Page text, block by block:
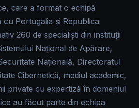
care a format o echipă
Portugalia și Republica
260 de specialiști din instituții
Național de Apărare,
Națională, Directoratul
Cibernetică, mediul academic,
private cu expertiză în domeniul
au făcut parte din echipa